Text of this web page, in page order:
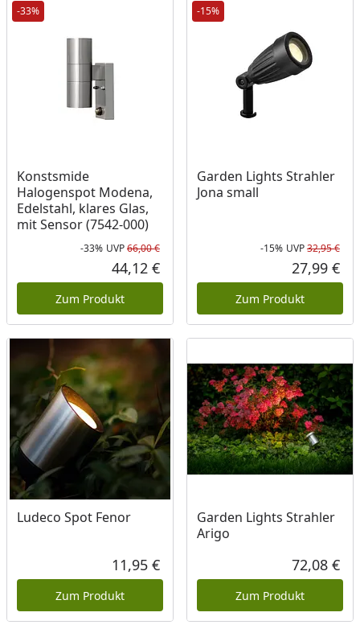
-33%
Konstsmide
Halogenspot Modena,
Edelstahl, klares Glas,
mit Sensor (7542-000)
Rabatt in Prozent
-33%
Ursprünglicher Preis
UVP66,00 €
Aktueller Preis
44,12 €
Zum Produkt
-15%
Garden Lights Strahler
Jona small
-15% UVP32,95 €
27,99 €
Zum Produkt
Ludeco Spot Fenor
Aktueller Preis
11,95 €
Zum Produkt
Garden Lights Strahler
Arigo
72,08 €
Zum Produkt